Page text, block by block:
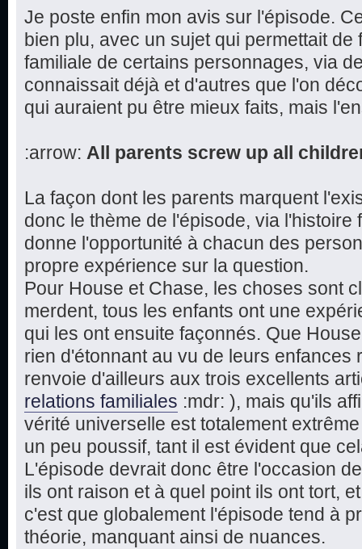
Je poste enfin mon avis sur l'épisode.
bien plu, avec un sujet qui permettait
familiale de certains personnages, via
connaissait déjà et d'autres que l'on
qui auraient pu être mieux faits, mais
:arrow: All parents screw up all
La façon dont les parents marquent
donc le thème de l'épisode, via l'histoire
donne l'opportunité à chacun des
propre expérience sur la question.
Pour House et Chase, les choses sont
merdent, tous les enfants ont une
qui les ont ensuite façonnés. Que
rien d'étonnant au vu de leurs enfances
renvoie d'ailleurs aux trois excellents
relations familiales :mdr: ), mais qu'ils
vérité universelle est totalement
un peu poussif, tant il est évident que
L'épisode devrait donc être l'occasion
ils ont raison et à quel point ils ont tort,
c'est que globalement l'épisode tend à
théorie, manquant ainsi de nuances.